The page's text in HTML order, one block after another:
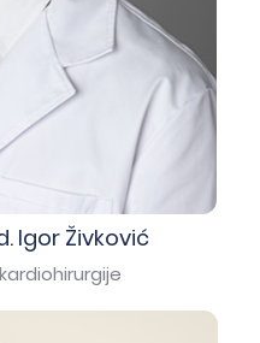
Igor Živković